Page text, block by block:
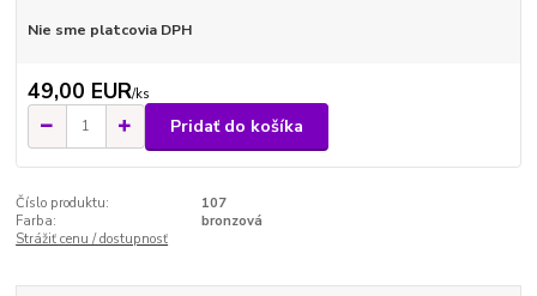
Nie sme platcovia DPH
49,00 EUR/ks
Pridať do košíka
Číslo produktu:
107
Farba:
bronzová
Strážiť cenu / dostupnosť